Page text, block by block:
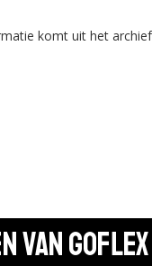
komt uit het
van